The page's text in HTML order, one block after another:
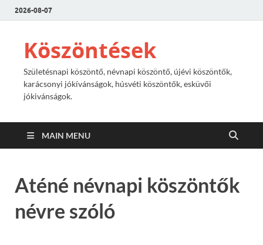
2026-08-07
Köszöntések
Születésnapi köszöntő, névnapi köszöntő, újévi köszöntők,
karácsonyi jókívánságok, húsvéti köszöntők, esküvői
jókivánságok.
MAIN MENU
Aténé névnapi köszöntők
névre szóló